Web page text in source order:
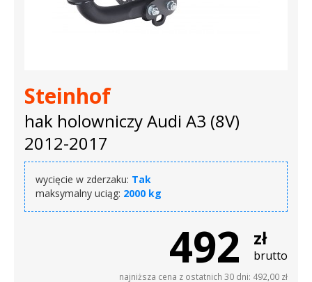
Steinhof
hak holowniczy Audi A3 (8V)
2012-2017
wycięcie w zderzaku: Tak
maksymalny uciąg: 2000 kg
492 zł
brutto
najniższa cena z ostatnich 30 dni: 492,00 zł